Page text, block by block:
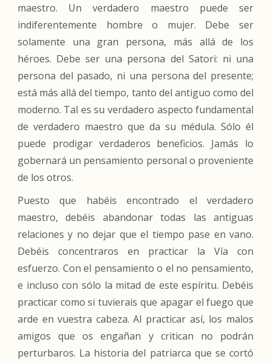
maestro. Un verdadero maestro puede ser
indiferentemente hombre o mujer. Debe ser
solamente una gran persona, más allá de los
héroes. Debe ser una persona del Satori: ni una
persona del pasado, ni una persona del presente;
está más allá del tiempo, tanto del antiguo como del
moderno. Tal es su verdadero aspecto fundamental
de verdadero maestro que da su médula. Sólo él
puede prodigar verdaderos beneficios. Jamás lo
gobernará un pensamiento personal o proveniente
de los otros.
Puesto que habéis encontrado el verdadero
maestro, debéis abandonar todas las antiguas
relaciones y no dejar que el tiempo pase en vano.
Debéis concentraros en practicar la Vía con
esfuerzo. Con el pensamiento o el no pensamiento,
e incluso con sólo la mitad de este espíritu. Debéis
practicar como si tuvierais que apagar el fuego que
arde en vuestra cabeza. Al practicar así, los malos
amigos que os engañan y critican no podrán
perturbaros. La historia del patriarca que se cortó